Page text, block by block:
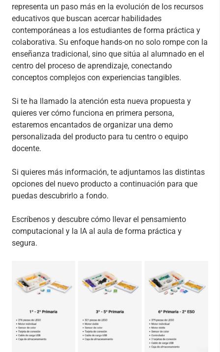
representa un paso más en la evolución de los recursos
educativos que buscan acercar habilidades
contemporáneas a los estudiantes de forma práctica y
colaborativa. Su enfoque hands-on no solo rompe con la
enseñanza tradicional, sino que sitúa al alumnado en el
centro del proceso de aprendizaje, conectando
conceptos complejos con experiencias tangibles.
Si te ha llamado la atención esta nueva propuesta y
quieres ver cómo funciona en primera persona,
estaremos encantados de organizar una demo
personalizada del producto para tu centro o equipo
docente.
Si quieres más información, te adjuntamos las distintas
opciones del nuevo producto a continuación para que
puedas descubrirlo a fondo.
Escríbenos y descubre cómo llevar el pensamiento
computacional y la IA al aula de forma práctica y
segura.